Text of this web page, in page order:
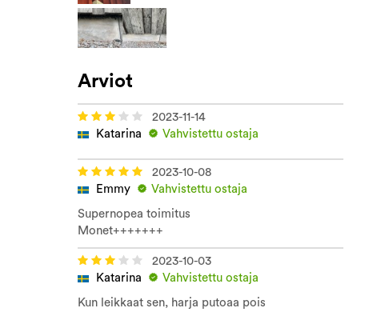
Arviot
2023-11-14
Katarina
Vahvistettu ostaja
2023-10-08
Emmy
Vahvistettu ostaja
Supernopea toimitus
Monet+++++++
2023-10-03
Katarina
Vahvistettu ostaja
Kun leikkaat sen, harja putoaa pois